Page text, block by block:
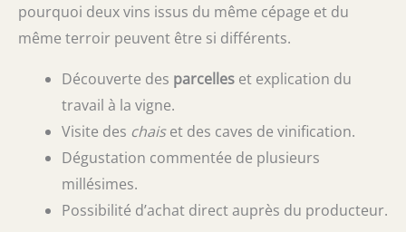
pourquoi deux vins issus du même cépage et du
même terroir peuvent être si différents.
Découverte des parcelles et explication du
travail à la vigne.
Visite des chaiset des caves de vinification.
Dégustation commentée de plusieurs
millésimes.
Possibilité d’achat direct auprès du producteur.